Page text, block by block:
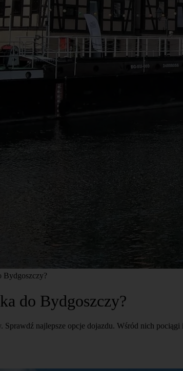
Bydgoszczy?
do Bydgoszczy?
Sprawdź najlepsze opcje dojazdu. Wśród nich